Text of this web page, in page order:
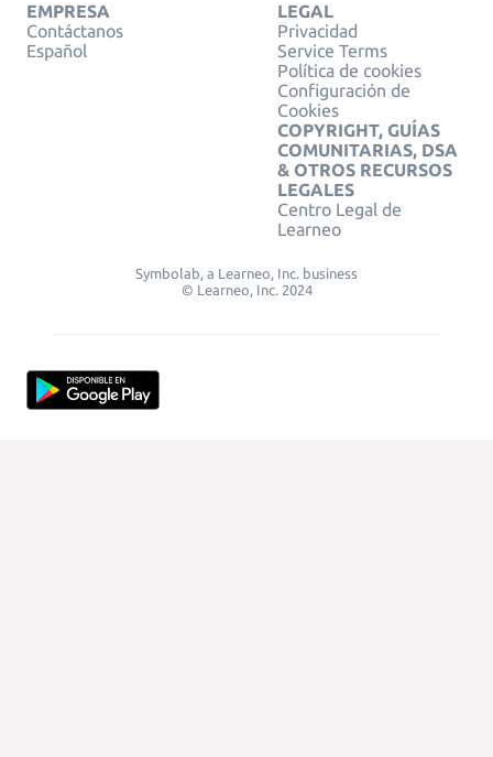
EMPRESA
Contáctanos
Español
LEGAL
Privacidad
Service Terms
Política de cookies
Configuración de
Cookies
COPYRIGHT, GUÍAS
COMUNITARIAS, DSA
& OTROS RECURSOS
LEGALES
Centro Legal de
Learneo
Symbolab, a Learneo, Inc. business
© Learneo, Inc. 2024